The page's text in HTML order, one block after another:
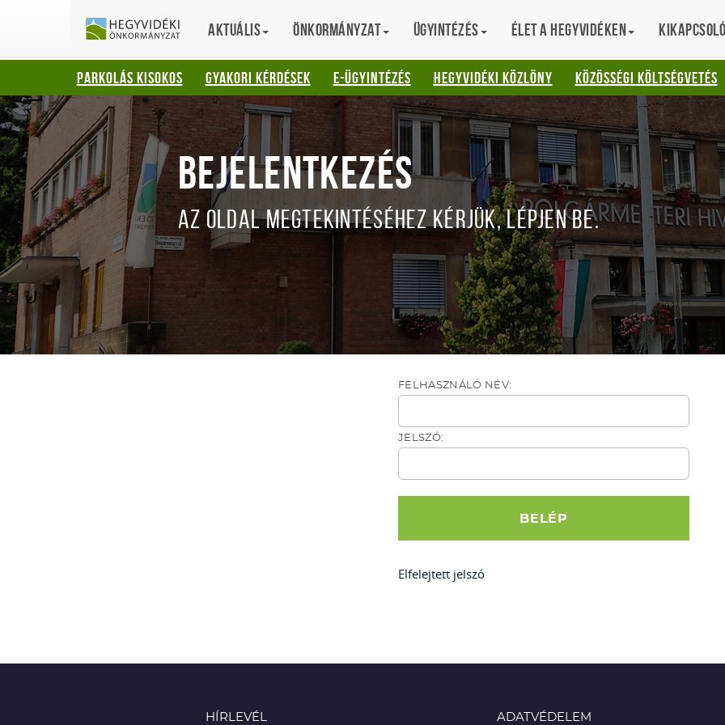
HEGYVIDÉKI
ÖNKORMÁNYZAT
Aktuális Önkormányzat Ügyintézés Élet a hegyvidéken
English Translation
PARKOLÁS KISOKOS GYAKORI KÉRDÉSEK E-ÜGYINTÉZÉS HEGYVIDÉKI KÖZLÖNY KÖZÖSSÉGI KÖLTSÉGVETÉS
BEJELENTKEZÉS
AZ OLDAL MEGTEKINTÉSÉHEZ KÉRJÜK, LÉPJEN BE.
FELHASZNÁLÓ NÉV:
JELSZÓ:
Elfelejtett jelszó
HÍRLEVÉL ADATVÉDELEM